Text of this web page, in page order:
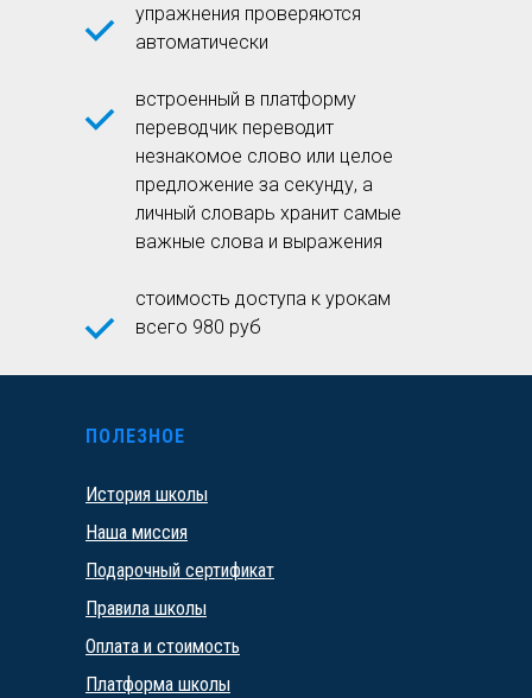
упражнения проверяются
автоматически
встроенный в платформу
переводчик переводит
незнакомое слово или целое
предложение за секунду, а
личный словарь хранит самые
важные слова и выражения
стоимость доступа к урокам
всего 980 руб
ПОЛЕЗНОЕ
История школы
Наша миссия
Подарочный сертификат
Правила школы
Оплата и стоимость
Платформа школы